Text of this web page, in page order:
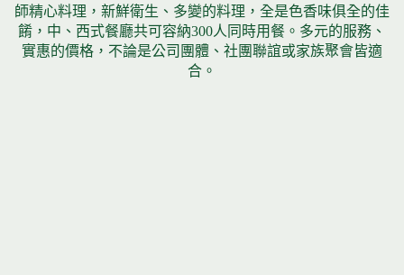
師精心料理，新鮮衛生、多變的料理，全是色香味俱全的佳
餚，中、西式餐廳共可容納300人同時用餐。多元的服務、
實惠的價格，不論是公司團體、社團聯誼或家族聚會皆適
合。